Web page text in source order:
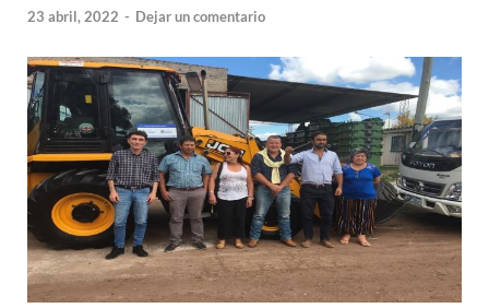
23 abril, 2022 - Dejar un comentario